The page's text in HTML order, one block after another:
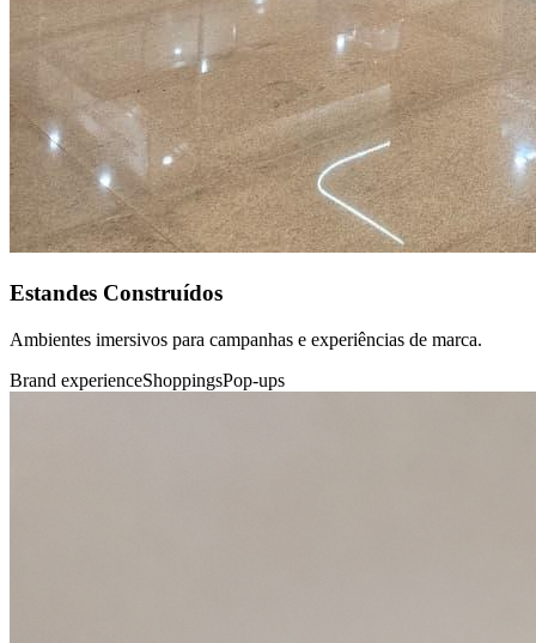
Estandes Construídos
Ambientes imersivos para campanhas e experiências de marca.
Brand experienceShoppingsPop-ups